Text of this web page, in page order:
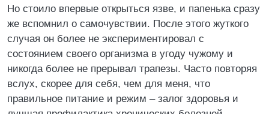
Но стоило впервые открыться язве, и папенька сразу
же вспомнил о самочувствии. После этого жуткого
случая он более не экспериментировал с
состоянием своего организма в угоду чужому и
никогда более не прерывал трапезы. Часто повторяя
вслух, скорее для себя, чем для меня, что
правильное питание и режим – залог здоровья и